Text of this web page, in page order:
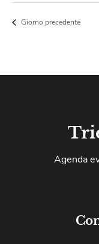
Giorno precedente
Agenda